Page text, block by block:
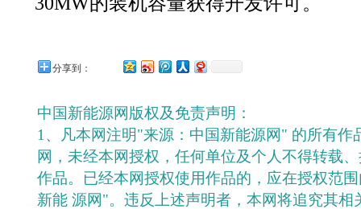
分享到：
中国新能源网版权及免责声明：
1、凡本网注明"来源：中国新能源网" 的所有作
网，未经本网授权，任何单位及个人不得转载
作品。已经本网授权使用作品的，应在授权范
新能 源网"。违反上述声明者，本网将追究其相